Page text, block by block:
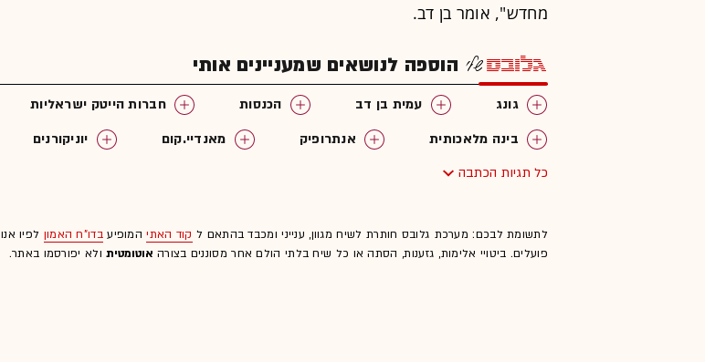
מחדש", אומר בן דב.
הוספה לנושאים שמעניינים אותי
גונג עמית בן דב הכנסות
חברות הייטק ישראליות
בינה מלאכותית
אנתרופיק מאנדיי.קום
יוניקורנים
כל תגיות הכתבה
לתשומת לבכם: מערכת גלובס חותרת לשיח מגוון, ענייני ומכבד בהתאם ל קוד האתיהמופיעבדו"ח האמון לפיו אנו
פועלים. ביטויי אלימות, גזענות, הסתה או כל שיח בלתי הולם אחר מסוננים בצורה אוטומטיתולא יפורסמו באתר.